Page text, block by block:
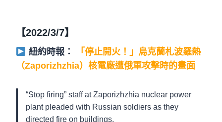
【2022/3/7】
紐約時報：
「停止開火！」烏克蘭札波羅熱
（Zaporizhzhia）核電廠遭俄軍攻擊時的畫面
“Stop firing” staff at Zaporizhzhia nuclear power
plant pleaded with Russian soldiers as they
directed fire on buildings.